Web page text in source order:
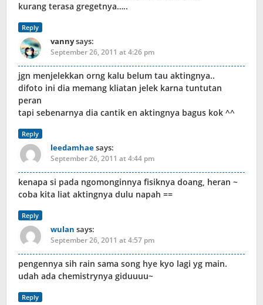
kurang terasa gregetnya…..
Reply
vannysays:
September 26, 2011 at 4:26 pm
jgn menjelekkan orng kalu belum tau aktingnya..
difoto ini dia memang kliatan jelek karna tuntutan
peran
tapi sebenarnya dia cantik en aktingnya bagus kok ^^
Reply
leedamhaesays:
September 26, 2011 at 4:44 pm
kenapa si pada ngomonginnya fisiknya doang, heran ~
coba kita liat aktingnya dulu napah ==
Reply
wulan says:
September 26, 2011 at 4:57 pm
pengennya sih rain sama song hye kyo lagi yg main.
udah ada chemistrynya giduuuu~
Reply